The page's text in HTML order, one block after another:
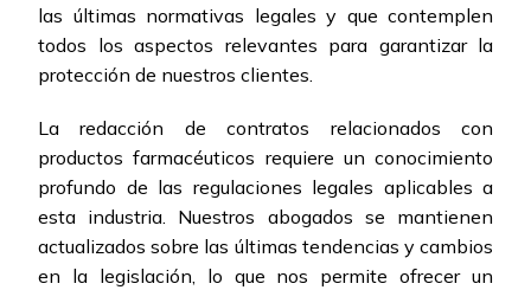
las últimas normativas legales y que contemplen
todos los aspectos relevantes para garantizar la
protección de nuestros clientes.
La redacción de contratos relacionados con
productos farmacéuticos requiere un conocimiento
profundo de las regulaciones legales aplicables a
esta industria. Nuestros abogados se mantienen
actualizados sobre las últimas tendencias y cambios
en la legislación, lo que nos permite ofrecer un